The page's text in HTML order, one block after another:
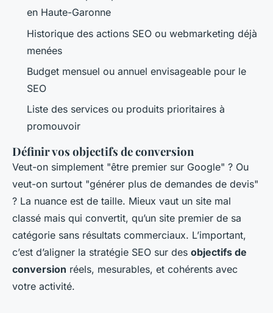
en Haute-Garonne
Historique des actions SEO ou webmarketing déjà
menées
Budget mensuel ou annuel envisageable pour le
SEO
Liste des services ou produits prioritaires à
promouvoir
Définir vos objectifs de conversion
Veut-on simplement "être premier sur Google" ? Ou
veut-on surtout "générer plus de demandes de devis"
? La nuance est de taille. Mieux vaut un site mal
classé mais qui convertit, qu’un site premier de sa
catégorie sans résultats commerciaux. L’important,
c’est d’aligner la stratégie SEO sur des objectifs de
conversion réels, mesurables, et cohérents avec
votre activité.